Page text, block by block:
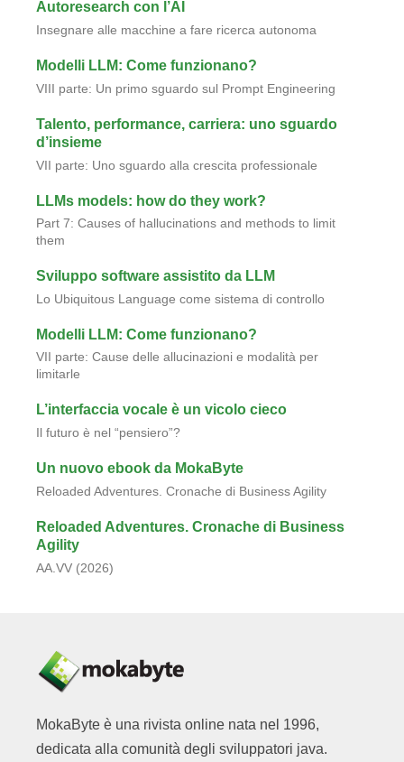
Autoresearch con l’AI
Insegnare alle macchine a fare ricerca autonoma
Modelli LLM: Come funzionano?
VIII parte: Un primo sguardo sul Prompt Engineering
Talento, performance, carriera: uno sguardo
d’insieme
VII parte: Uno sguardo alla crescita professionale
LLMs models: how do they work?
Part 7: Causes of hallucinations and methods to limit
them
Sviluppo software assistito da LLM
Lo Ubiquitous Language come sistema di controllo
Modelli LLM: Come funzionano?
VII parte: Cause delle allucinazioni e modalità per
limitarle
L’interfaccia vocale è un vicolo cieco
Il futuro è nel “pensiero”?
Un nuovo ebook da MokaByte
Reloaded Adventures. Cronache di Business Agility
Reloaded Adventures. Cronache di Business
Agility
AA.VV (2026)
MokaByte è una rivista online nata nel 1996,
dedicata alla comunità degli sviluppatori java.